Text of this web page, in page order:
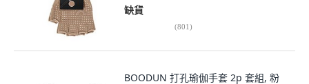
缺貨
(801)
BOODUN 打孔瑜伽手套 2p 套組, 粉